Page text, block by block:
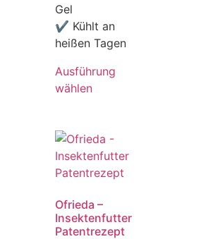
Gel
✔ Kühlt an
heißen Tagen
Ausführung
wählen
Ofrieda –
Insektenfutter
Patentrezept